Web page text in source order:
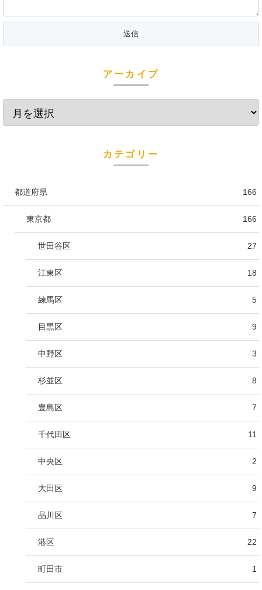
アーカイブ
カテゴリー
都道府県 166
東京都 166
世田谷区 27
江東区 18
練馬区 5
目黒区 9
中野区 3
杉並区 8
豊島区 7
千代田区 11
中央区 2
大田区 9
品川区 7
港区 22
町田市 1